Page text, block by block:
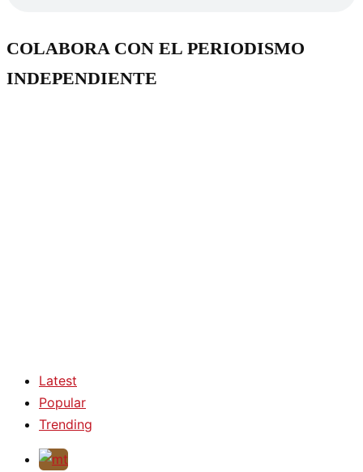
COLABORA CON EL PERIODISMO
INDEPENDIENTE
Latest
Popular
Trending